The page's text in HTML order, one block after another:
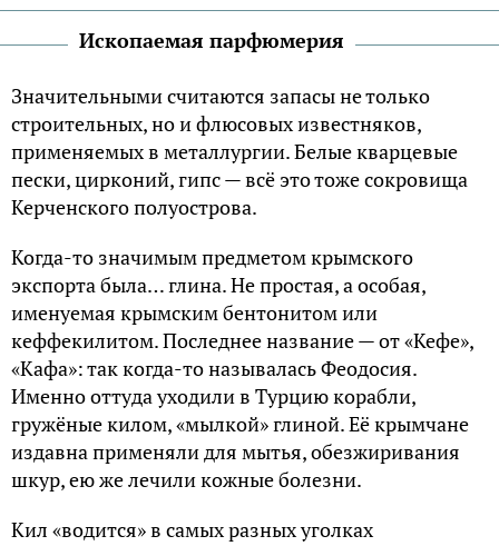
Ископаемая парфюмерия
Значительными считаются запасы не только
строительных, но и флюсовых известняков,
применяемых в металлургии. Белые кварцевые
пески, цирконий, гипс — всё это тоже сокровища
Керченского полуострова.
Когда-то значимым предметом крымского
экспорта была… глина. Не простая, а особая,
именуемая крымским бентонитом или
кеффекилитом. Последнее название — от «Кефе»,
«Кафа»: так когда-то называлась Феодосия.
Именно оттуда уходили в Турцию корабли,
гружёные килом, «мылкой» глиной. Её крымчане
издавна применяли для мытья, обезжиривания
шкур, ею же лечили кожные болезни.
Кил «водится» в самых разных уголках